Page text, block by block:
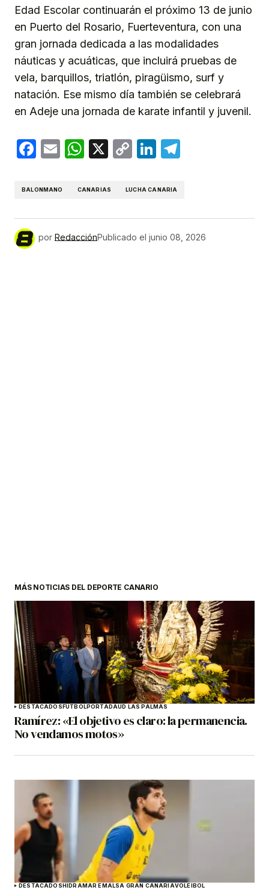
Edad Escolar continuarán el próximo 13 de junio
en Puerto del Rosario, Fuerteventura, con una
gran jornada dedicada a las modalidades
náuticas y acuáticas, que incluirá pruebas de
vela, barquillos, triatlón, piragüismo, surf y
natación. Ese mismo día también se celebrará
en Adeje una jornada de karate infantil y juvenil.
Facebook
EmailWhatsApp
X
CopyLinkedIn
BALONMANO CANARIAS LUCHA CANARIA
por RedacciónPublicado el junio 08, 2026
MÁS NOTICIAS DEL DEPORTE CANARIO
DESTACADOSFÚTBOLPORTADAUD LAS PALMAS
Ramírez: «El objetivo es claro: la permanencia.
No vendamos motos»
DESTACADOSHIDRAMAR EMALSA GRAN CANARIAVOLEIBOL